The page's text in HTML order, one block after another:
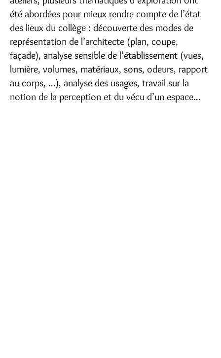
été abordées pour mieux rendre compte de l’état
des lieux du collège : découverte des modes de
représentation de l’architecte (plan, coupe,
façade), analyse sensible de l’établissement (vues,
lumière, volumes, matériaux, sons, odeurs, rapport
au corps, ...), analyse des usages, travail sur la
notion de la perception et du vécu d’un espace...